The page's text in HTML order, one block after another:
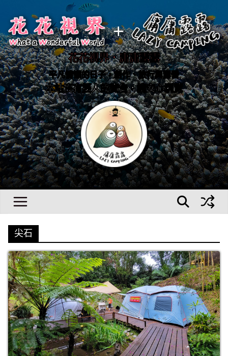
content
花花視界．庸庸露露
平凡慵懶的日子，創作、旅行與露營
本站沒有擾人的廣告，請安心瀏覽
尖石